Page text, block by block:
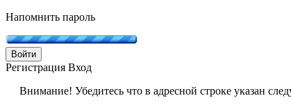
Напомнить пароль
Войти
Регистрация Вход
Внимание! Убедитесь что в адресной строке указан